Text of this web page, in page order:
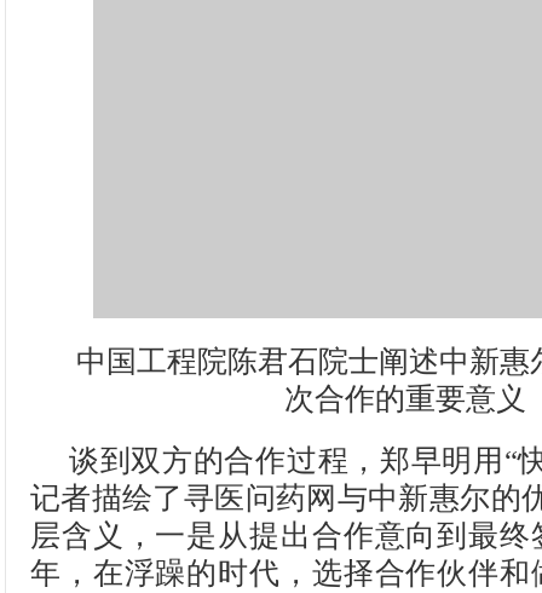
中国工程院陈君石院士阐述中新
次合作的重要意义
谈到双方的合作过程，郑早明用“
记者描绘了寻医问药网与中新惠尔的
层含义，一是从提出合作意向到最
年，在浮躁的时代，选择合作伙伴和